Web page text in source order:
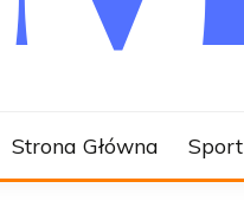
Strona Główna Sport